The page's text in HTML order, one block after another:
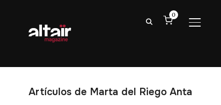
0
Artículos de Marta del Riego Anta